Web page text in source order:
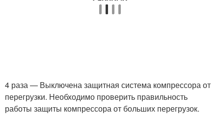
4 раза — Выключена защитная система компрессора от
перегрузки. Необходимо проверить правильность
работы защиты компрессора от больших перегрузок.